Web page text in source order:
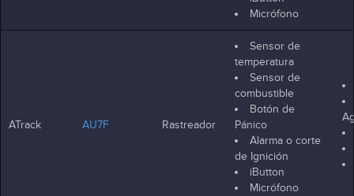
Micrófono
ATrack AU7F Rastreador
Sensor de
temperatura
Sensor de
combustible
Botón de
Pánico
Alarma o corte
de Ignición
iButton
Micrófono